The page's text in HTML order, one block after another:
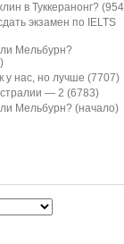
в Туккеранонг?
экзамен по IELTS
Мельбурн?
у нас, но лучше (7707)
— 2 (6783)
Мельбурн? (начало)